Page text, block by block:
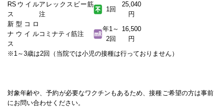
RSウイル
ス
アレックスビー筋
注
1回
25,040
円
新型コロ
ナウイル
ス
コミナティ筋注
年1～
2回
16,500
円
※1～3歳は2回（当院では小児の接種は行っておりません）
対象年齢や、予約が必要なワクチンもあるため、接種ご希望の方は事前
にお問い合わせください。